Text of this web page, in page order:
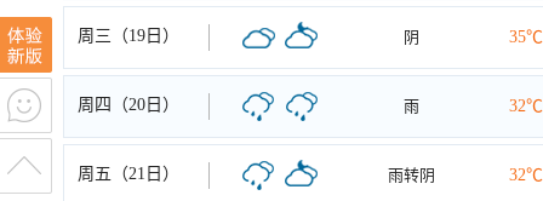
周三（19日） 阴 35℃
周四（20日） 雨 32℃
周五（21日） 雨转阴 32℃